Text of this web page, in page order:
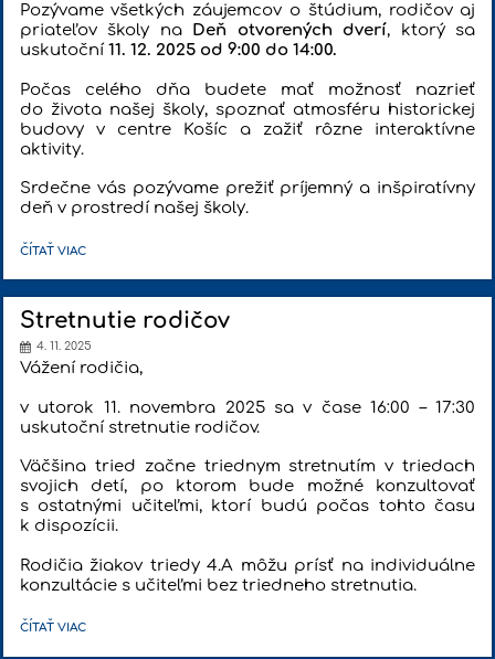
Pozývame všetkých záujemcov o štúdium, rodičov aj
priateľov školy na Deň otvorených dverí, ktorý sa
uskutoční11. 12. 2025 od 9:00 do 14:00.
Počas celého dňa budete mať možnosť nazrieť
do života našej školy, spoznať atmosféru historickej
budovy v centre Košíc a zažiť rôzne interaktívne
aktivity.
Srdečne vás pozývame prežiť príjemný a inšpiratívny
deň v prostredí našej školy.
DEŇ
DECEMBER
2025:
ČÍTAŤ VIAC
Stretnutie rodičov
4. 11. 2025
Vážení rodičia,
v utorok 11. novembra 2025 sa v čase 16:00 – 17:30
uskutoční stretnutie rodičov.
Väčšina tried začne triednym stretnutím v triedach
svojich detí, po ktorom bude možné konzultovať
s ostatnými učiteľmi, ktorí budú počas tohto času
k dispozícii.
Rodičia žiakov triedy 4.A môžu prísť na individuálne
konzultácie s učiteľmi bez triedneho stretnutia.
STRETNUTIE
ČÍTAŤ VIAC